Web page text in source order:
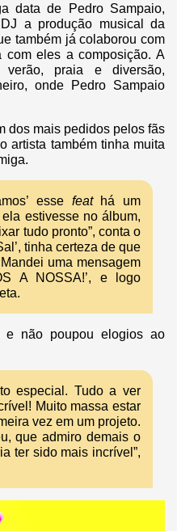
data de Pedro Sampaio,
a produção musical da
também já colaborou com
com eles a composição. A
verão, praia e diversão,
onde Pedro Sampaio
dos mais pedidos pelos fãs
artista também tinha muita
esse feat há um
estivesse no álbum,
tudo pronto”, conta o
tinha certeza de que
uma mensagem
A NOSSA!’, e logo
e não poupou elogios ao
especial. Tudo a ver
Muito massa estar
vez em um projeto.
que admiro demais o
ter sido mais incrível”,